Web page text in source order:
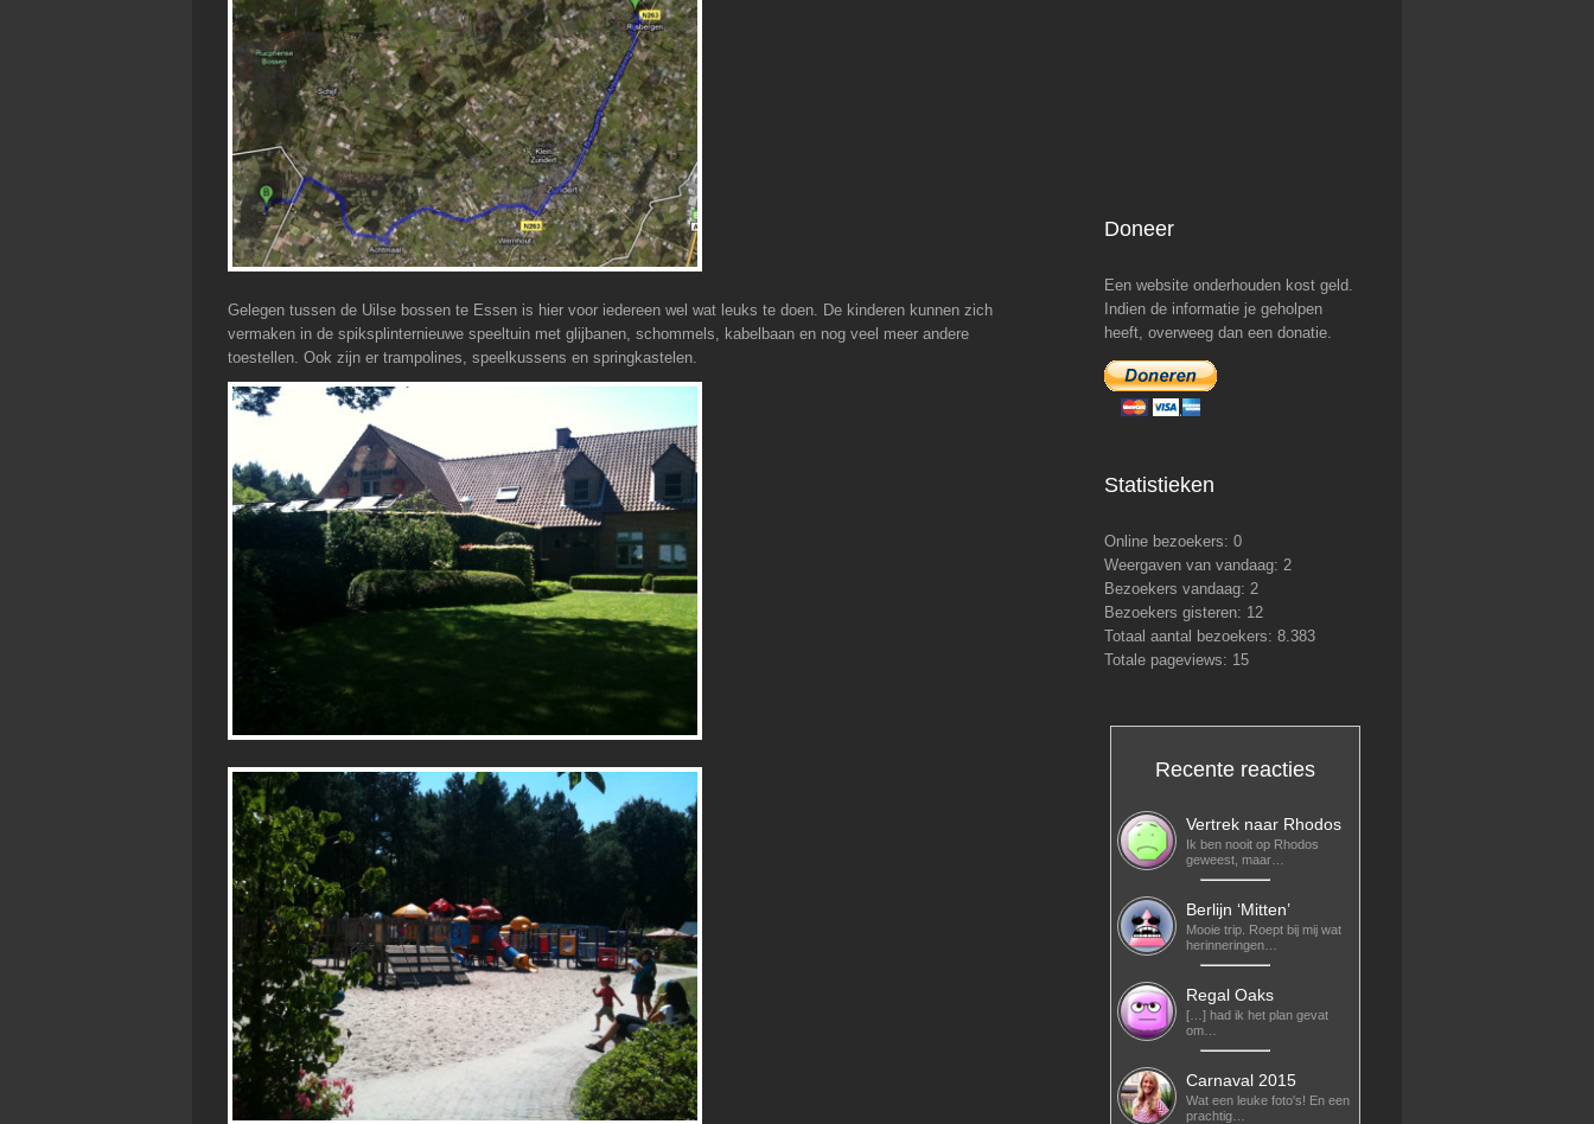
Gelegen tussen de Uilse bossen te Essen is hier voor iedereen wel wat leuks te doen. De kinderen kunnen zich
vermaken in de spiksplinternieuwe speeltuin met glijbanen, schommels, kabelbaan en nog veel meer andere
toestellen. Ook zijn er trampolines, speelkussens en springkastelen.
Doneer
Een website onderhouden kost geld.
Indien de informatie je geholpen
heeft, overweeg dan een donatie.
Statistieken
Online bezoekers:0
Weergaven van vandaag: 2
Bezoekers vandaag: 2
Bezoekers gisteren: 12
Totaal aantal bezoekers:8.383
Totale pageviews: 15
Recente reacties
Vertrek naar Rhodos
Ik ben nooit op Rhodos
geweest, maar…
Berlijn ‘Mitten’
Mooie trip. Roept bij mij wat
herinneringen…
Regal Oaks
[…] had ik het plan gevat
om…
Carnaval 2015
Wat een leuke foto's! En een
prachtig…